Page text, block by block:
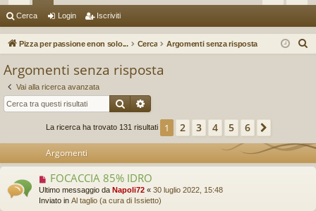
oll
eg
m
en
R
ap
idi
u in riv
Cerca Login Iscriviti
Pizza per passione enon solo... Cerca Argomenti senza risposta
Argomenti senza risposta
Vai alla ricerca avanzata
CercaRicerca avanzata
La ricerca ha trovato 131 risultati 1 2 3 4 5 6
Argomenti
N
u
o
FOCACCIA 85% IDRO
Ultimo messaggio da Napoli72 « 30 luglio 2022, 15:48
Inviato in Al taglio (a cura di Issietto)